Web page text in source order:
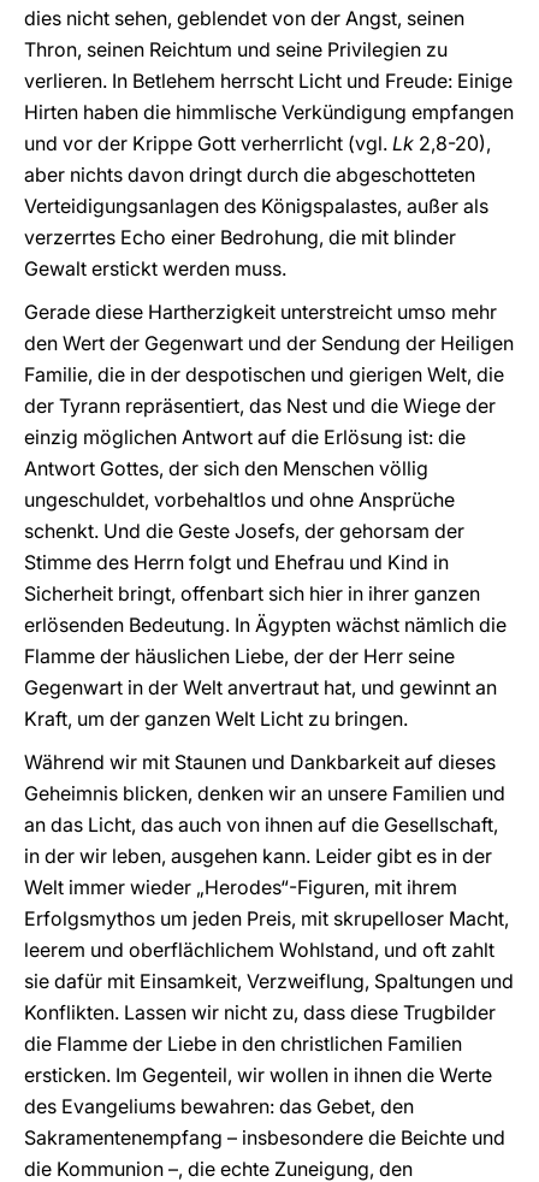
dies nicht sehen, geblendet von der Angst, seinen
Thron, seinen Reichtum und seine Privilegien zu
verlieren. In Betlehem herrscht Licht und Freude: Einige
Hirten haben die himmlische Verkündigung empfangen
und vor der Krippe Gott verherrlicht (vgl. Lk 2,8-20),
aber nichts davon dringt durch die abgeschotteten
Verteidigungsanlagen des Königspalastes, außer als
verzerrtes Echo einer Bedrohung, die mit blinder
Gewalt erstickt werden muss.
Gerade diese Hartherzigkeit unterstreicht umso mehr
den Wert der Gegenwart und der Sendung der Heiligen
Familie, die in der despotischen und gierigen Welt, die
der Tyrann repräsentiert, das Nest und die Wiege der
einzig möglichen Antwort auf die Erlösung ist: die
Antwort Gottes, der sich den Menschen völlig
ungeschuldet, vorbehaltlos und ohne Ansprüche
schenkt. Und die Geste Josefs, der gehorsam der
Stimme des Herrn folgt und Ehefrau und Kind in
Sicherheit bringt, offenbart sich hier in ihrer ganzen
erlösenden Bedeutung. In Ägypten wächst nämlich die
Flamme der häuslichen Liebe, der der Herr seine
Gegenwart in der Welt anvertraut hat, und gewinnt an
Kraft, um der ganzen Welt Licht zu bringen.
Während wir mit Staunen und Dankbarkeit auf dieses
Geheimnis blicken, denken wir an unsere Familien und
an das Licht, das auch von ihnen auf die Gesellschaft,
in der wir leben, ausgehen kann. Leider gibt es in der
Welt immer wieder „Herodes“-Figuren, mit ihrem
Erfolgsmythos um jeden Preis, mit skrupelloser Macht,
leerem und oberflächlichem Wohlstand, und oft zahlt
sie dafür mit Einsamkeit, Verzweiflung, Spaltungen und
Konflikten. Lassen wir nicht zu, dass diese Trugbilder
die Flamme der Liebe in den christlichen Familien
ersticken. Im Gegenteil, wir wollen in ihnen die Werte
des Evangeliums bewahren: das Gebet, den
Sakramentenempfang – insbesondere die Beichte und
die Kommunion –, die echte Zuneigung, den